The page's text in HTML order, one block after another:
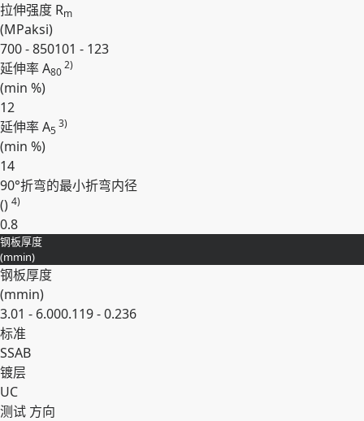
拉伸强度 Rm
(MPaksi)
700 - 850101 - 123
延伸率 A80
2)
(min %)
12
延伸率 A5
3)
(min %)
14
90°折弯的最小折弯内径
() 4)
0.8
展开
钢板厚度
(mmin)
钢板厚度
(mmin)
3.01 - 6.000.119 - 0.236
标准
SSAB
镀层
UC
测试 ⽅向